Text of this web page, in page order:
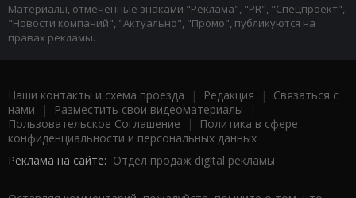
Материалы, отмеченные знаками "Реклама", "PR", "Спецпроект",
"Новости компаний", "Актуально", "Промо", публикуются на
правах рекламы.
Наши контакты и схема проезда | Редакция | Связаться с
нами | Разместить свои видеоматериалы |
Пользовательское Соглашение |
Политика в сфере
конфиденциальности и персональных данных
Реклама на сайте: Отдел продаж digital рекламы